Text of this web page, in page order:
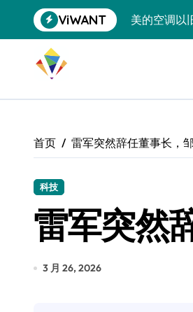
到
ViWANT
美的空调以
黄金瞬间
特斯拉中国
Xbox七月
谷歌
全球最小U
首页 雷军突然辞任董事长，
科技
雷军突然
3 月 26, 2026